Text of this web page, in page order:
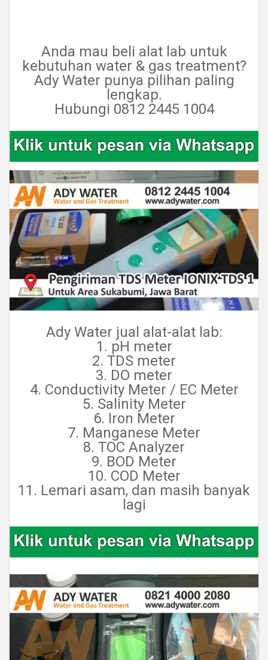
Anda mau beli alat lab untuk
kebutuhan water & gas treatment?
Ady Water punya pilihan paling
lengkap.
Hubungi 0812 2445 1004
Ady Water jual alat-alat lab:
1. pH meter
2. TDS meter
3. DO meter
4. Conductivity Meter / EC Meter
5. Salinity Meter
6. Iron Meter
7. Manganese Meter
8. TOC Analyzer
9. BOD Meter
10. COD Meter
11. Lemari asam, dan masih banyak
lagi